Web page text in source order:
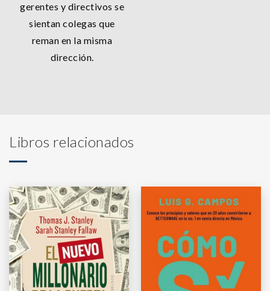
gerentes y directivos se
sientan colegas que
reman en la misma
dirección.
Libros relacionados